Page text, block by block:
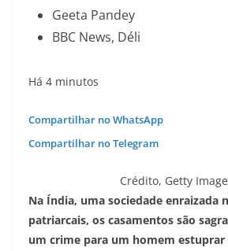
Geeta Pandey
BBC News, Déli
Há 4 minutos
Compartilhar no WhatsApp
Compartilhar no Telegram
Crédito, Getty
Na Índia, uma sociedade enraizada
patriarcais, os casamentos são
um crime para um homem estuprar